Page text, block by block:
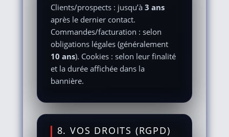
Clients/prospects : jusqu’à 3 ans
après le dernier contact.
Commandes/facturation : selon
obligations légales (généralement
10 ans). Cookies : selon leur finalité
et la durée affichée dans la
bannière.
8. VOS DROITS (RGPD)